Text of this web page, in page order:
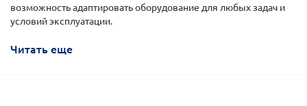
возможность адаптировать оборудование для любых задач и
условий эксплуатации.
Читать еще